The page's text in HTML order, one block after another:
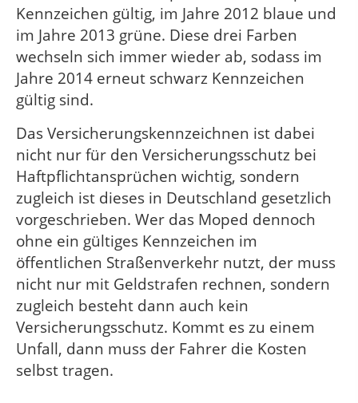
Kennzeichen gültig, im Jahre 2012 blaue und
im Jahre 2013 grüne. Diese drei Farben
wechseln sich immer wieder ab, sodass im
Jahre 2014 erneut schwarz Kennzeichen
gültig sind.
Das Versicherungskennzeichnen ist dabei
nicht nur für den Versicherungsschutz bei
Haftpflichtansprüchen wichtig, sondern
zugleich ist dieses in Deutschland gesetzlich
vorgeschrieben. Wer das Moped dennoch
ohne ein gültiges Kennzeichen im
öffentlichen Straßenverkehr nutzt, der muss
nicht nur mit Geldstrafen rechnen, sondern
zugleich besteht dann auch kein
Versicherungsschutz. Kommt es zu einem
Unfall, dann muss der Fahrer die Kosten
selbst tragen.